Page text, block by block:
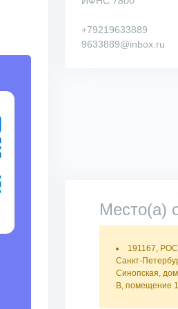
+79219633889
9633889@inbox.ru
Место(а)
191167,
Санкт-
Синопская,
В, помещение